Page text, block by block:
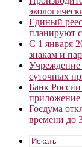
Единый
планируют
С 1 января
знакам и
Учреждение
суточных
Банк России
Госдума
времени до